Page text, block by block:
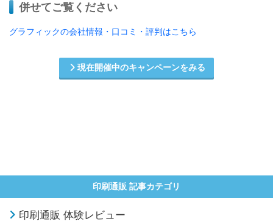
併せてご覧ください
グラフィックの会社情報・口コミ・評判はこちら
現在開催中のキャンペーンをみる
印刷通販 記事カテゴリ
印刷通販 体験レビュー